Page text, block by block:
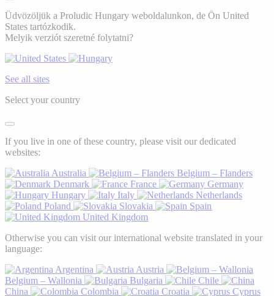
Üdvözöljük a Proludic Hungary weboldalunkon, de Ön United
States tartózkodik.
Melyik verziót szeretné folytatni?
See all sites
Select your country
If you live in one of these country, please visit our dedicated
websites:
Australia
Belgium – Flanders
Denmark
France
Germany
Hungary
Italy
Netherlands
Poland
Slovakia
Spain
United Kingdom
Otherwise you can visit our international website translated in your
language:
Argentina
Austria
Belgium – Wallonia
Bulgaria
Chile
China
Colombia Croatia Cyprus